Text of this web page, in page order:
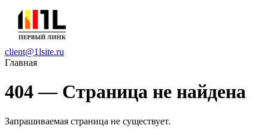
client@1lsite.ru
Главная
404 — Страница не найдена
Запрашиваемая страница не существует.